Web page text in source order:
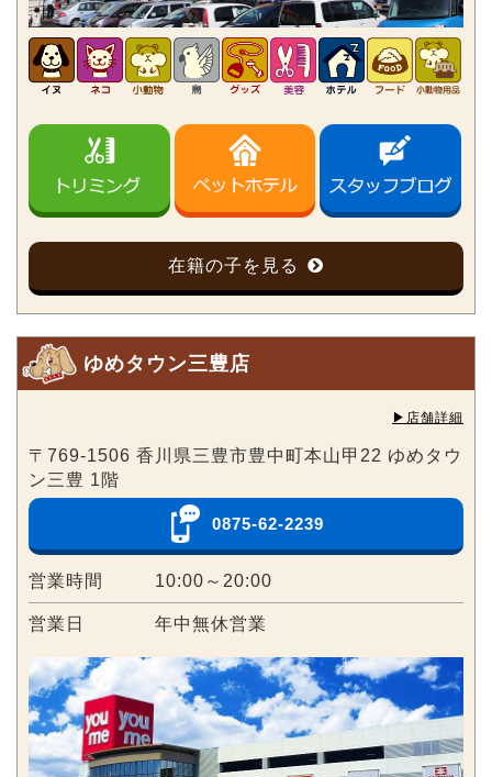
在籍の子を見る
ゆめタウン三豊店
▶︎店舗詳細
〒769-1506 香川県三豊市豊中町本山甲22 ゆめタウ
ン三豊 1階
0875-62-2239
営業時間 10:00～20:00
営業日 年中無休営業